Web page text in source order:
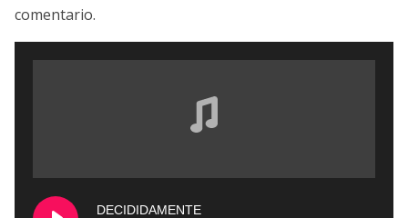
comentario.
DECIDIDAMENTE